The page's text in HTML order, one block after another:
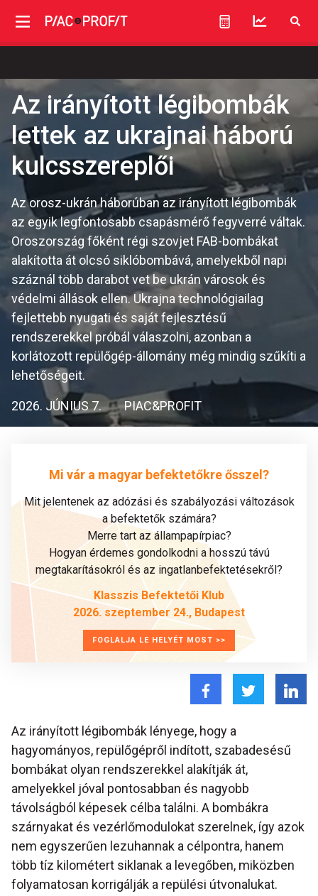
Az irányított légibombák
lettek az ukrajnai háború
kulcsszereplői
Az orosz-ukrán háborúban az irányított légibombák
az egyik legfontosabb csapásmérő fegyverré váltak.
Oroszország főként régi szovjet FAB-bombákat
alakította át olcsó siklóbombává, amelyekből napi
száznál több darabot vet be ukrán városok és
védelmi állások ellen. Ukrajna technológiailag
fejlettebb nyugati és saját fejlesztésű
rendszerekkel próbál válaszolni, azonban a
korlátozott repülőgép-állomány még mindig szűkíti a
lehetőségeit.
2026. JÚNIUS 7. PIAC&PROFIT
Mi vár a magyar befektetőkre ősszel?
Mit jelentenek az adózási és szabályozási változások
a befektetők számára?
Merre tart az állampapírpiac?
Hogyan érdemes gondolkodni a hosszú távú
megtakarításokról és az ingatlanbefektetésekről?
Klasszis Befektetői Klub
2026. szeptember 24., Budapest
FOGLALJA LE HELYÉT MOST >>
Az irányított légibombák lényege, hogy a
hagyományos, repülőgépről indított, szabadesésű
bombákat olyan rendszerekkel alakítják át,
amelyekkel jóval pontosabban és nagyobb
távolságból képesek célba találni. A bombákra
szárnyakat és vezérlőmodulokat szerelnek, így azok
nem egyszerűen lezuhannak a célpontra, hanem
több tíz kilométert siklanak a levegőben, miközben
folyamatosan korrigálják a repülési útvonalukat.